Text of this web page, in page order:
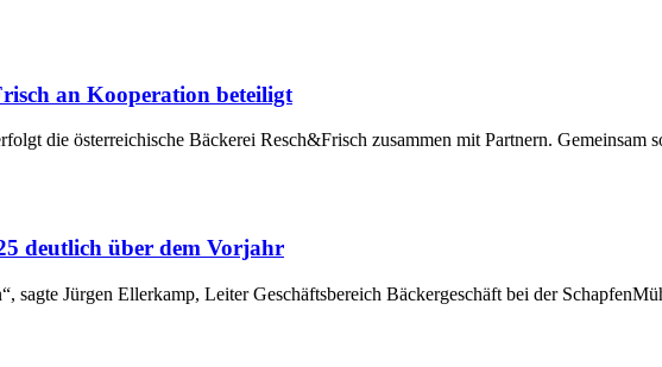
an Kooperation beteiligt
die österreichische Bäckerei Resch&Frisch zusammen mit Partnern. Gemeinsam
deutlich über dem Vorjahr
sagte Jürgen Ellerkamp, Leiter Geschäftsbereich Bäckergeschäft bei der